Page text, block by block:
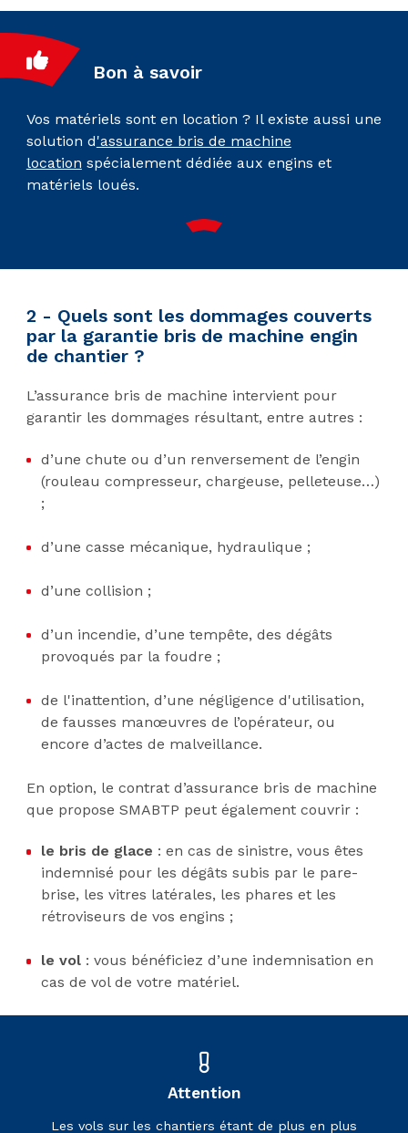
Bon à savoir
Vos matériels sont en location ? Il existe aussi une
solution d'assurance bris de machine
location spécialement dédiée aux engins et
matériels loués.
2 - Quels sont les dommages couverts
par la garantie bris de machine engin
de chantier ?
L’assurance bris de machine intervient pour
garantir les dommages résultant, entre autres :
d’une chute ou d’un renversement de l’engin
(rouleau compresseur, chargeuse, pelleteuse…)
;
d’une casse mécanique, hydraulique ;
d’une collision ;
d’un incendie, d’une tempête, des dégâts
provoqués par la foudre ;
de l'inattention, d’une négligence d'utilisation,
de fausses manœuvres de l’opérateur, ou
encore d’actes de malveillance.
En option, le contrat d’assurance bris de machine
que propose SMABTP peut également couvrir :
le bris de glace : en cas de sinistre, vous êtes
indemnisé pour les dégâts subis par le pare-
brise, les vitres latérales, les phares et les
rétroviseurs de vos engins ;
le vol: vous bénéficiez d’une indemnisation en
cas de vol de votre matériel.
Attention
Les vols sur les chantiers étant de plus en plus